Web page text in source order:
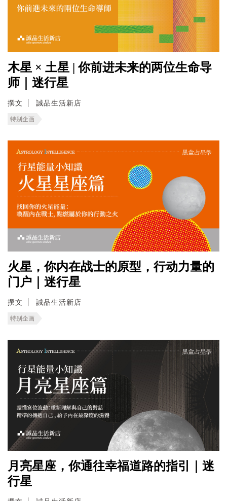
木星 × 土星 | 你前进未来的两位生命导
师｜迷行星
撰文 誠品生活新店
特别企画
火星，你内在战士的原型，行动力量的
门户｜迷行星
撰文 誠品生活新店
特别企画
月亮星座，你通往幸福道路的指引｜迷
行星